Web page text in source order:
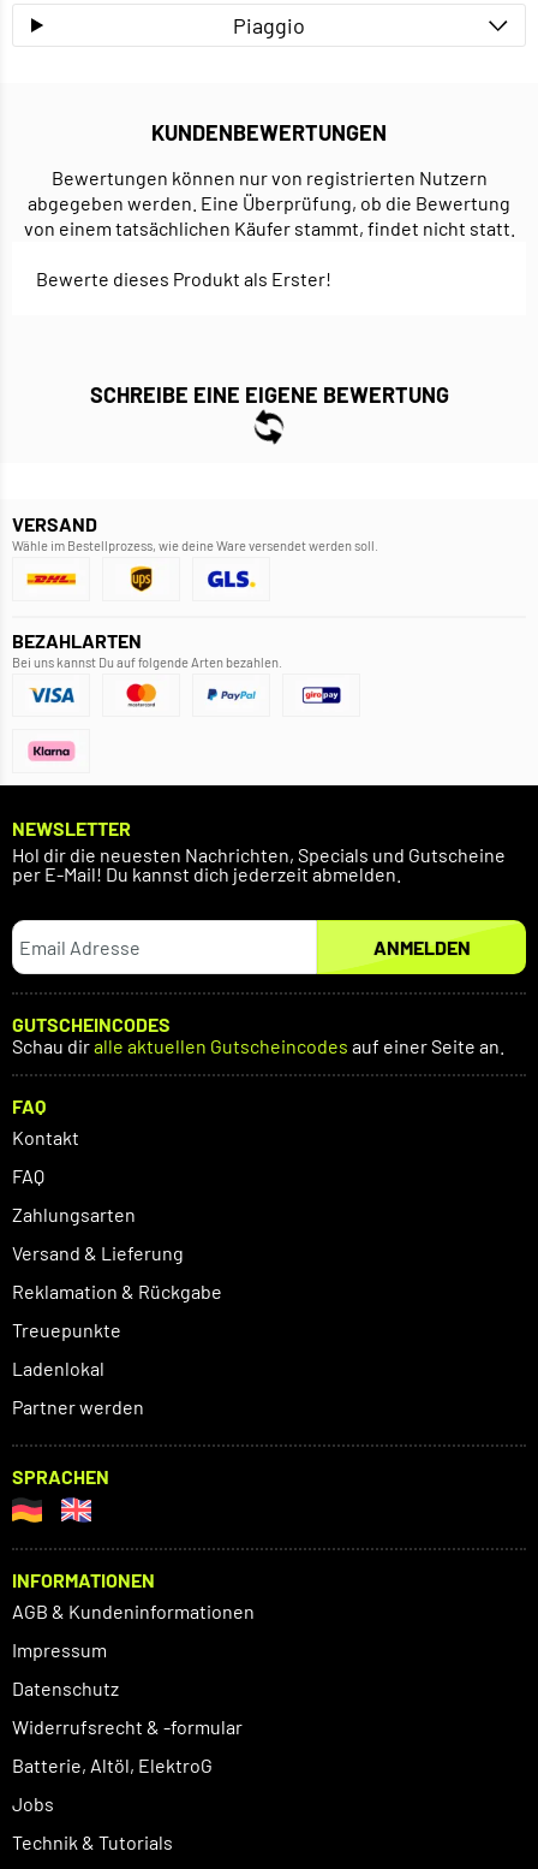
Piaggio
KUNDENBEWERTUNGEN
Bewertungen können nur von registrierten Nutzern
abgegeben werden. Eine Überprüfung, ob die Bewertung
von einem tatsächlichen Käufer stammt, findet nicht statt.
Bewerte dieses Produkt als Erster!
SCHREIBE EINE EIGENE BEWERTUNG
VERSAND
Wähle im Bestellprozess, wie deine Ware versendet werden soll.
BEZAHLARTEN
Bei uns kannst Du auf folgende Arten bezahlen.
NEWSLETTER
Hol dir die neuesten Nachrichten, Specials und Gutscheine
per E-Mail! Du kannst dich jederzeit abmelden.
ANMELDEN
GUTSCHEINCODES
Schau diralle aktuellen Gutscheincodes auf einer Seite an.
FAQ
Kontakt
FAQ
Zahlungsarten
Versand & Lieferung
Reklamation & Rückgabe
Treuepunkte
Ladenlokal
Partner werden
SPRACHEN
INFORMATIONEN
AGB & Kundeninformationen
Impressum
Datenschutz
Widerrufsrecht & -formular
Batterie, Altöl, ElektroG
Jobs
Technik & Tutorials